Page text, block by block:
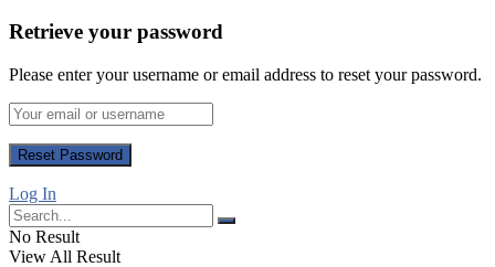
Retrieve your password
Please enter your username or email address to reset your password.
Log In
No Result
View All Result